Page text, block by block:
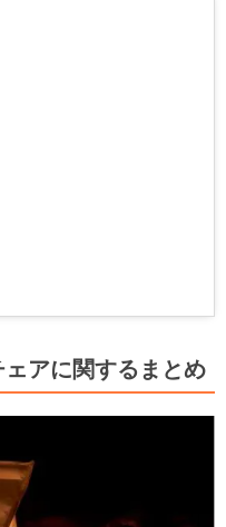
アに関するまとめ